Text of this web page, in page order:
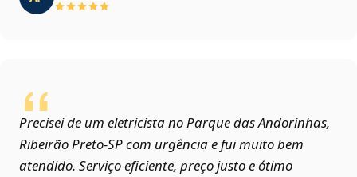
Precisei de um eletricista no Parque das Andorinhas,
Ribeirão Preto‑SP com urgência e fui muito bem
atendido. Serviço eficiente, preço justo e ótimo